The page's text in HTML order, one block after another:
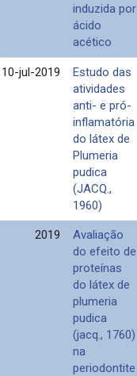
induzida por
ácido
acético
10-jul-2019
Estudo das
atividades
anti- e pró-
inflamatória
do látex de
Plumeria
pudica
(JACQ.,
1960)
2019
Avaliação
do efeito de
proteínas
do látex de
plumeria
pudica
(jacq., 1760)
na
periodontite